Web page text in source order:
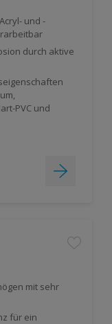
und -
durch aktive
PVC und
mit sehr
für ein